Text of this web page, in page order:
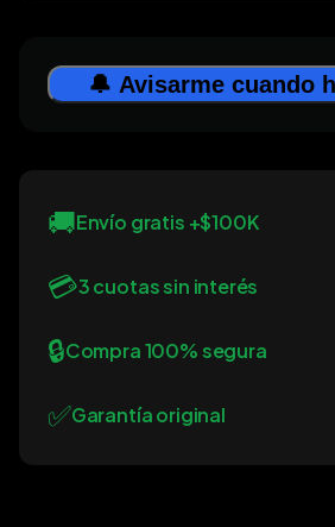
🔔 Avisarme cuando
🚚Envío gratis +$100K
💳3 cuotas sin interés
🔒Compra 100% segura
✅Garantía original